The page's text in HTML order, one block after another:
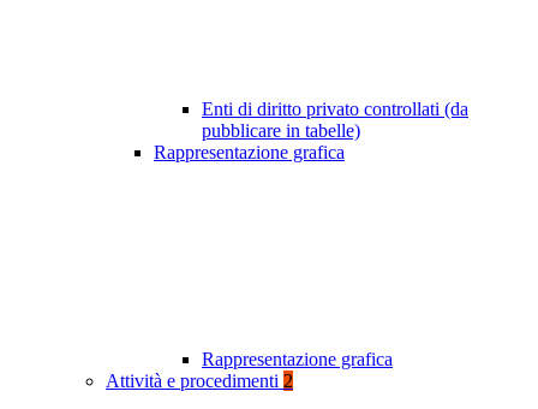
Enti di diritto privato controllati (da
pubblicare in tabelle)
Rappresentazione grafica
Rappresentazione grafica
Attività e procedimenti 2